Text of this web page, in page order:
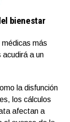
bienestar
más
a un
la disfunción
los cálculos
afectan a